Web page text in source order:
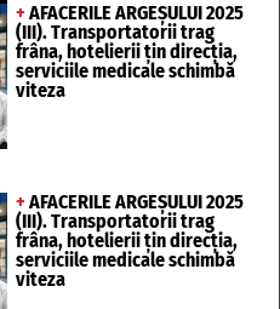
+ AFACERILE ARGEȘULUI 2025
(III). Transportatorii trag
frâna, hotelierii țin direcția,
serviciile medicale schimbă
viteza
+ AFACERILE ARGEȘULUI 2025
(III). Transportatorii trag
frâna, hotelierii țin direcția,
serviciile medicale schimbă
viteza